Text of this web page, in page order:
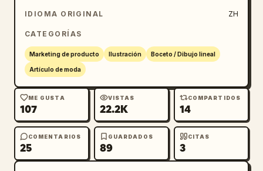
IDIOMA ORIGINAL ZH
CATEGORÍAS
Marketing de producto Ilustración Boceto / Dibujo lineal
Artículo de moda
ME GUSTA
107
VISTAS
22.2K
COMPARTIDOS
14
COMENTARIOS
25
GUARDADOS
89
CITAS
3